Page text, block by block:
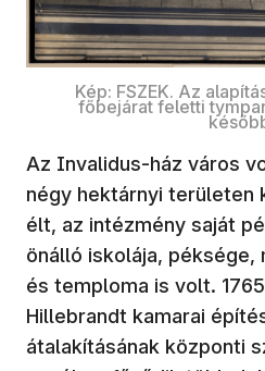
Kép: FSZEK. Az
főbejárat feletti
Az Invalidus-ház város
négy hektárnyi területen
élt, az intézmény saját
önálló iskolája, péksége,
és temploma is volt.
Hillebrandt kamarai
átalakításának központi